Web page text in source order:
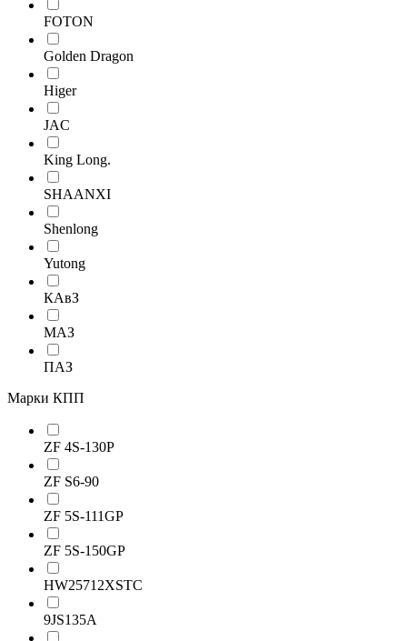
FOTON
Golden Dragon
Higer
JAC
King Long.
SHAANXI
Shenlong
Yutong
КАвЗ
МАЗ
ПАЗ
Марки КПП
ZF 4S-130P
ZF S6-90
ZF 5S-111GP
ZF 5S-150GP
HW25712XSTC
9JS135A